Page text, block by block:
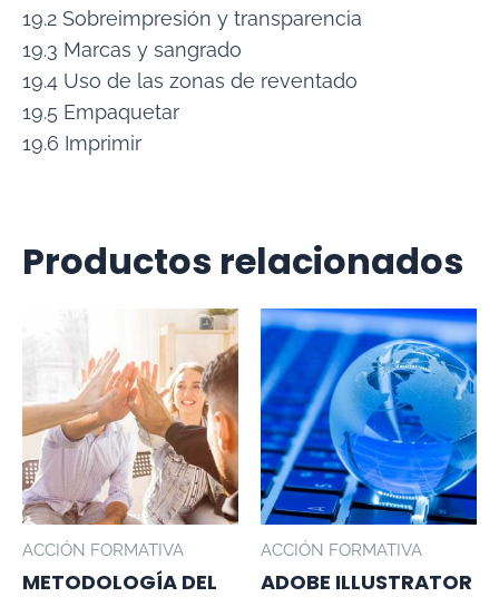
19.2 Sobreimpresión y transparencia
19.3 Marcas y sangrado
19.4 Uso de las zonas de reventado
19.5 Empaquetar
19.6 Imprimir
Productos relacionados
ACCIÓN FORMATIVA
METODOLOGÍA DEL
ACCIÓN FORMATIVA
ADOBE ILLUSTRATOR